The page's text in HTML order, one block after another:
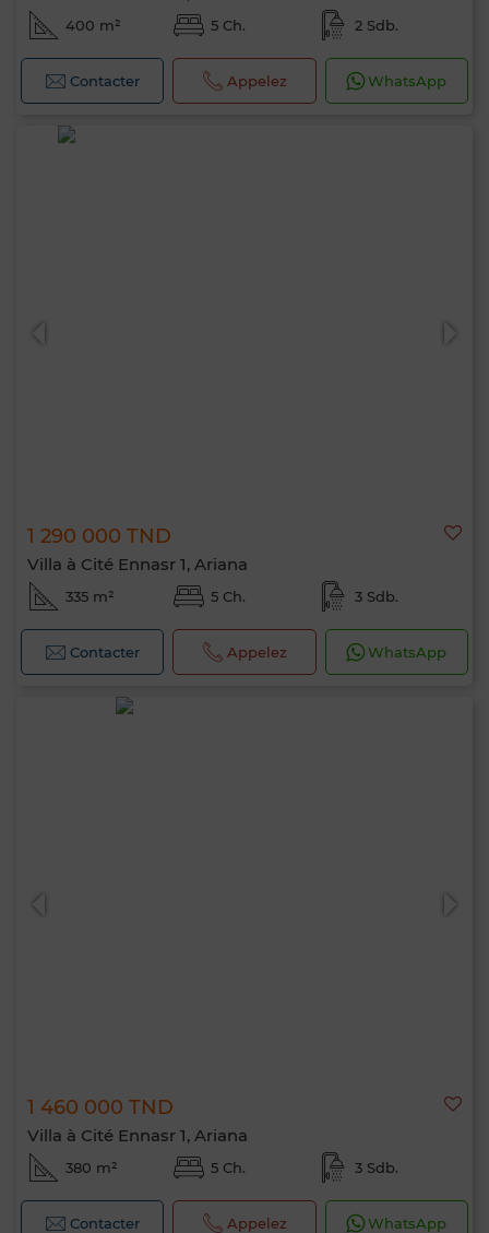
400 m² 5 Ch. 2 Sdb.
Contacter Appelez WhatsApp
1 290 000 TND
Villa à Cité Ennasr 1, Ariana
335 m² 5 Ch. 3 Sdb.
Contacter Appelez WhatsApp
1 460 000 TND
Villa à Cité Ennasr 1, Ariana
380 m² 5 Ch. 3 Sdb.
Contacter Appelez WhatsApp